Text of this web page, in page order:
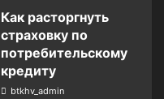
Как расторгнуть
страховку по
потребительскому
кредиту
btkhv_admin